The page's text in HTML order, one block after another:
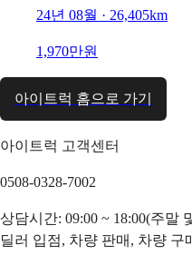
24년 08월 · 26,405km
1,970만원
아이트럭 홈으로 가기
아이트럭 고객센터
0508-0328-7002
상담시간: 09:00 ~ 18:00(주말
딜러 입점, 차량 판매, 차량 구